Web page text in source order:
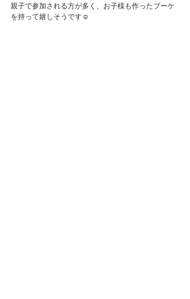
親子で参加される方が多く、お子様も作ったブーケ
を持って嬉しそうです☺︎